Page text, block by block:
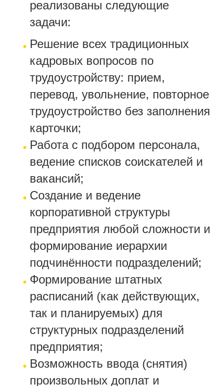
реализованы следующие
задачи:
Решение всех традиционных
кадровых вопросов по
трудоустройству: прием,
перевод, увольнение, повторное
трудоустройство без заполнения
карточки;
Работа с подбором персонала,
ведение списков соискателей и
вакансий;
Создание и ведение
корпоративной структуры
предприятия любой сложности и
формирование иерархии
подчинённости подразделений;
Формирование штатных
расписаний (как действующих,
так и планируемых) для
структурных подразделений
предприятия;
Возможность ввода (снятия)
произвольных доплат и